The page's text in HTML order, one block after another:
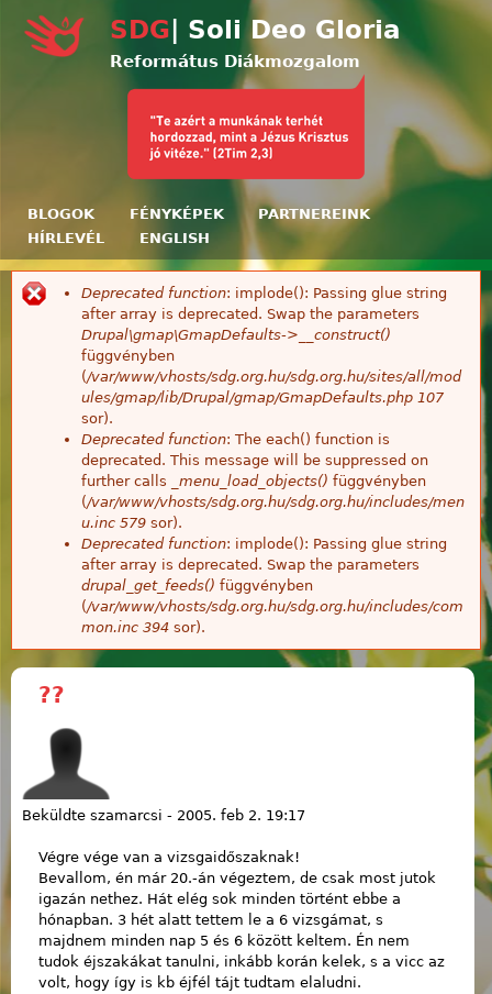
SDG | Soli Deo Gloria
Református Diákmozgalom
BLOGOK FÉNYKÉPEK
PARTNEREINK
HÍRLEVÉL
ENGLISH
Hibaüzenet
Deprecated function: implode(): Passing glue string
after array is deprecated. Swap the parameters
Drupal\gmap\GmapDefaults->__construct()
függvényben
(/var/www/vhosts/sdg.org.hu/sdg.org.hu/sites/all/mod
ules/gmap/lib/Drupal/gmap/GmapDefaults.php 107
sor).
Deprecated function: The each() function is
deprecated. This message will be suppressed on
further calls
_menu_load_objects() függvényben
(/var/www/vhosts/sdg.org.hu/sdg.org.hu/includes/men
u.inc 579 sor).
Deprecated function: implode(): Passing glue string
after array is deprecated. Swap the parameters
drupal_get_feeds() függvényben
(/var/www/vhosts/sdg.org.hu/sdg.org.hu/includes/com
mon.inc 394 sor).
??
Beküldte szamarcsi - 2005. feb 2. 19:17
Végre vége van a vizsgaidőszaknak!
Bevallom, én már 20.-án végeztem, de csak most jutok
igazán nethez. Hát elég sok minden történt ebbe a
hónapban. 3 hét alatt tettem le a 6 vizsgámat, s
majdnem minden nap 5 és 6 között keltem. Én nem
tudok éjszakákat tanulni, inkább korán kelek, s a vicc az
volt, hogy így is kb éjfél tájt tudtam elaludni.